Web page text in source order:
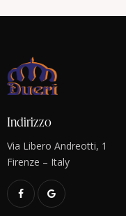
Indirizzo
Via Libero Andreotti, 1
Firenze – Italy